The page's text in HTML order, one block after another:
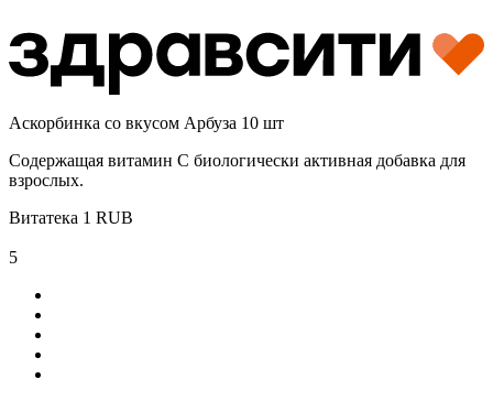
Аскорбинка со вкусом Арбуза 10 шт
Содержащая витамин С биологически активная добавка для
взрослых.
Витатека 1 RUB
5